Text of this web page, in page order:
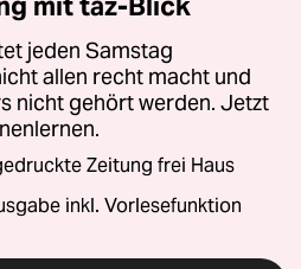
jeden Samstag
allen recht macht und
nicht gehört werden. Jetzt
Zeitung frei Haus
inkl. Vorlesefunktion